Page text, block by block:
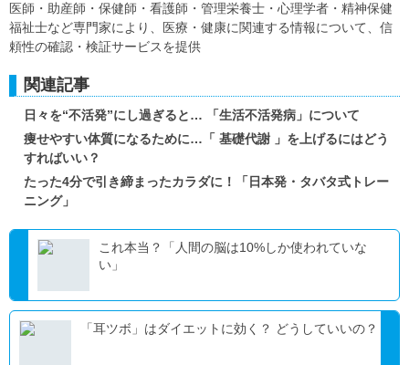
医師・助産師・保健師・看護師・管理栄養士・心理学者・精神保健
福祉士など専門家により、医療・健康に関連する情報について、信
頼性の確認・検証サービスを提供
関連記事
日々を“不活発”にし過ぎると… 「生活不活発病」について
痩せやすい体質になるために…「 基礎代謝 」を上げるにはどう
すればいい？
たった4分で引き締まったカラダに！「日本発・タバタ式トレー
ニング」
これ本当？「人間の脳は10%しか使われていな
い」
「耳ツボ」はダイエットに効く？ どうしていいの？